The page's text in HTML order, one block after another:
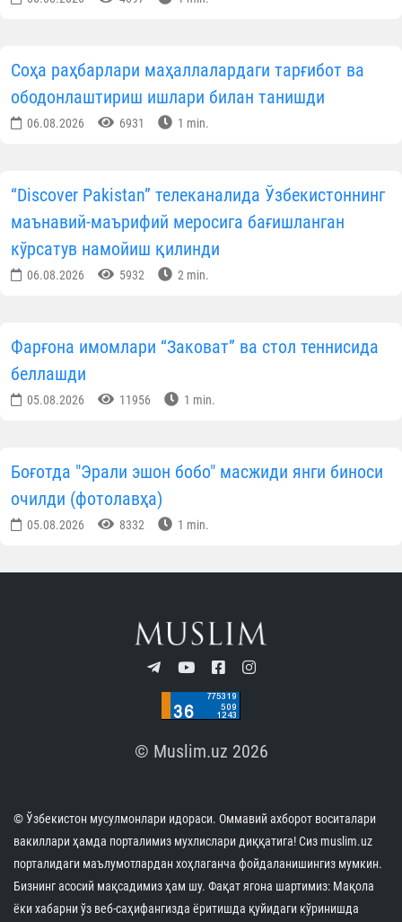
Соҳа раҳбарлари маҳаллалардаги тарғибот ва
ободонлаштириш ишлари билан танишди
06.08.2026 6931 1 min.
“Discover Pakistan” телеканалида Ўзбекистоннинг
маънавий-маърифий меросига бағишланган
кўрсатув намойиш қилинди
06.08.2026 5932 2 min.
Фарғона имомлари “Заковат” ва стол теннисида
беллашди
05.08.2026 11956 1 min.
Боғотда "Эрали эшон бобо" масжиди янги биноси
очилди (фотолавҳа)
05.08.2026 8332 1 min.
© Muslim.uz 2026
© Ўзбекистон мусулмонлари идораси. Оммавий ахборот воситалари
вакиллари ҳамда порталимиз мухлислари диққатига! Сиз muslim.uz
порталидаги маълумотлардан хоҳлаганча фойдаланишингиз мумкин.
Бизнинг асосий мақсадимиз ҳам шу. Фақат ягона шартимиз: Мақола
ёки хабарни ўз веб-саҳифангизда ёритишда қуйидаги кўринишда